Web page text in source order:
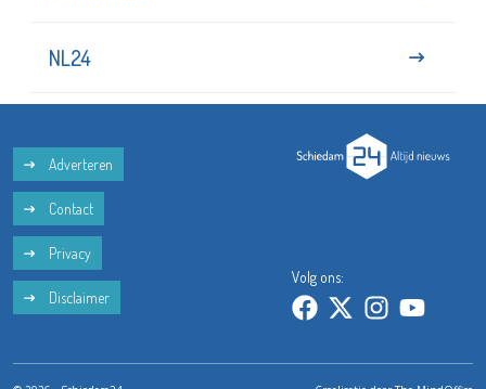
Contact
Privacy
Disclaimer
© 2026 - Schiedam24 Crealisatie doorThe MindOffice